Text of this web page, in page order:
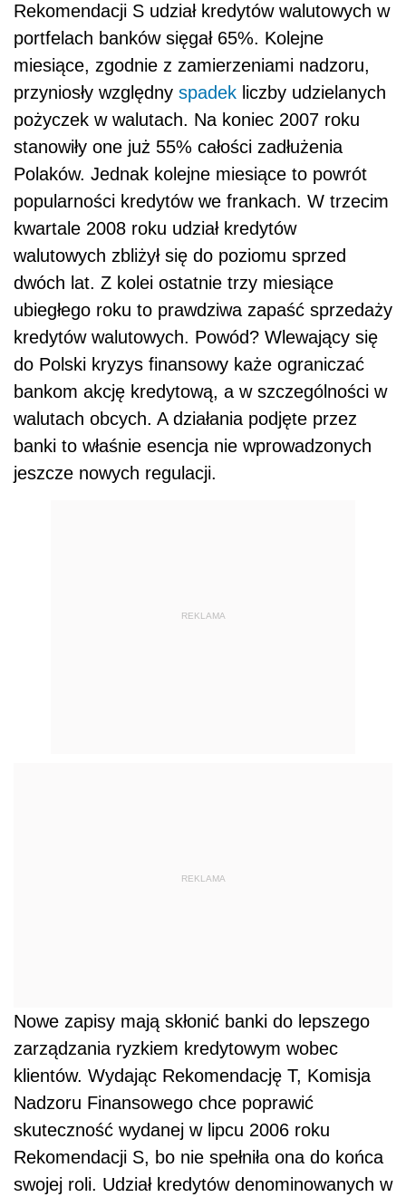
Rekomendacji S udział kredytów walutowych w
portfelach banków sięgał 65%. Kolejne
miesiące, zgodnie z zamierzeniami nadzoru,
przyniosły względny spadek liczby udzielanych
pożyczek w walutach. Na koniec 2007 roku
stanowiły one już 55% całości zadłużenia
Polaków. Jednak kolejne miesiące to powrót
popularności kredytów we frankach. W trzecim
kwartale 2008 roku udział kredytów
walutowych zbliżył się do poziomu sprzed
dwóch lat. Z kolei ostatnie trzy miesiące
ubiegłego roku to prawdziwa zapaść sprzedaży
kredytów walutowych. Powód? Wlewający się
do Polski kryzys finansowy każe ograniczać
bankom akcję kredytową, a w szczególności w
walutach obcych. A działania podjęte przez
banki to właśnie esencja nie wprowadzonych
jeszcze nowych regulacji.
REKLAMA
REKLAMA
Nowe zapisy mają skłonić banki do lepszego
zarządzania ryzkiem kredytowym wobec
klientów. Wydając Rekomendację T, Komisja
Nadzoru Finansowego chce poprawić
skuteczność wydanej w lipcu 2006 roku
Rekomendacji S, bo nie spełniła ona do końca
swojej roli. Udział kredytów denominowanych w